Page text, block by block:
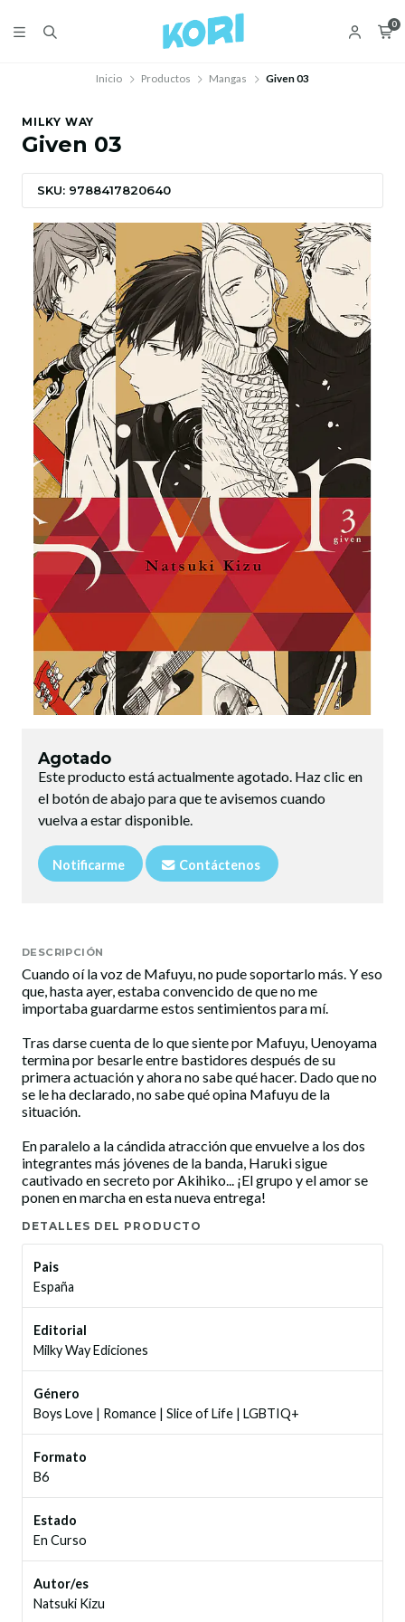
0
Inicio Productos Mangas Given 03
MILKY WAY
Given 03
SKU: 9788417820640
Agotado
Este producto está actualmente agotado. Haz clic en
el botón de abajo para que te avisemos cuando
vuelva a estar disponible.
Notificarme Contáctenos
DESCRIPCIÓN
Cuando oí la voz de Mafuyu, no pude soportarlo más. Y eso
que, hasta ayer, estaba convencido de que no me
importaba guardarme estos sentimientos para mí.
Tras darse cuenta de lo que siente por Mafuyu, Uenoyama
termina por besarle entre bastidores después de su
primera actuación y ahora no sabe qué hacer. Dado que no
se le ha declarado, no sabe qué opina Mafuyu de la
situación.
En paralelo a la cándida atracción que envuelve a los dos
integrantes más jóvenes de la banda, Haruki sigue
cautivado en secreto por Akihiko... ¡El grupo y el amor se
ponen en marcha en esta nueva entrega!
DETALLES DEL PRODUCTO
Pais
España
Editorial
Milky Way Ediciones
Género
Boys Love | Romance | Slice of Life | LGBTIQ+
Formato
B6
Estado
En Curso
Autor/es
Natsuki Kizu